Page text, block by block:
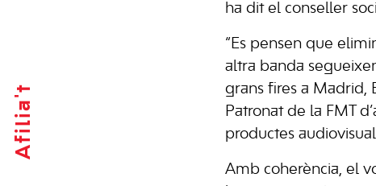
Afilia't
ha dit el conseller
“Es pensen que
altra banda
grans fires a Madrid,
Patronat de la FMT
productes
Amb coherència, el